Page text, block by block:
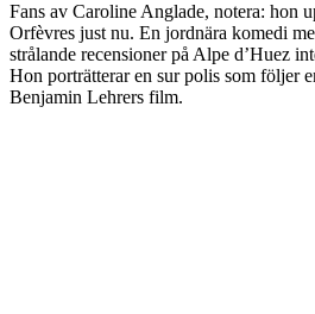
Fans av Caroline Anglade, notera: hon
Orfèvres just nu. En jordnära komedi
strålande recensioner på Alpe d’Huez
Hon porträtterar en sur polis som följer
Benjamin Lehrers film.